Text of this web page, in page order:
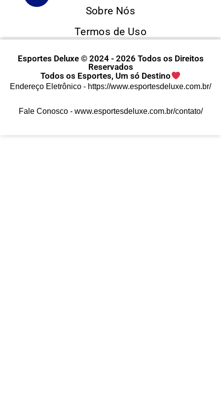
Sobre Nós
Termos de Uso
Esportes Deluxe © 2024 - 2026 Todos os Direitos
Reservados
Todos os Esportes, Um só Destino
Endereço Eletrônico - https://www.esportesdeluxe.com.br/
Fale Conosco - www.esportesdeluxe.com.br/contato/